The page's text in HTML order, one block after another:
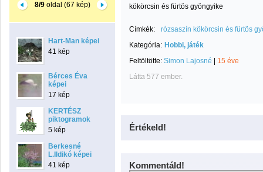
8/9oldal (67 kép)
Hart-Man képei
41 kép
Bérces Éva
képei
17 kép
KERTÉSZ
piktogramok
5 kép
Berkesné
L.Ildikó képei
41 kép
kökörcsin és fürtös gyöngyike
Címkék:
rózsaszín kökörcsin és fürtös
Kategória: Hobbi, játék
Feltöltötte: Simon Lajosné
15 éve
Látta 577 ember.
Értékeld!
Kommentáld!